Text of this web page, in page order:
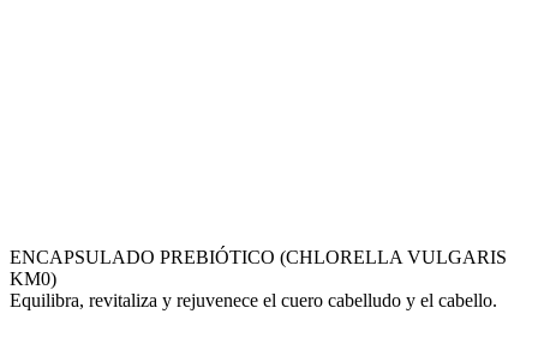
ENCAPSULADO PREBIÓTICO (CHLORELLA VULGARIS
KM0)
Equilibra, revitaliza y rejuvenece el cuero cabelludo y el cabello.